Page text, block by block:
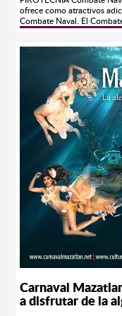
ofrece como atractivos
Combate Naval. El
de fuegos artificiales hacia
arenas de Olas Altas la
de distintas variedades.
mucho de reminiscencias
más resonante de
1864, durante la guerra
embarcación gala intentó
Recientemente, el
la introducción de
como con música
los espectadores. Mal
caricaturiza al personaje o
males padecidos por la
cohetones y pólvora, la
exorcismo de las
ninguna preocupación
escarnio popular
ex-presidentes de la
error de diciembre, la
políticos venales y hasta
Carnaval
a disfrutar de la